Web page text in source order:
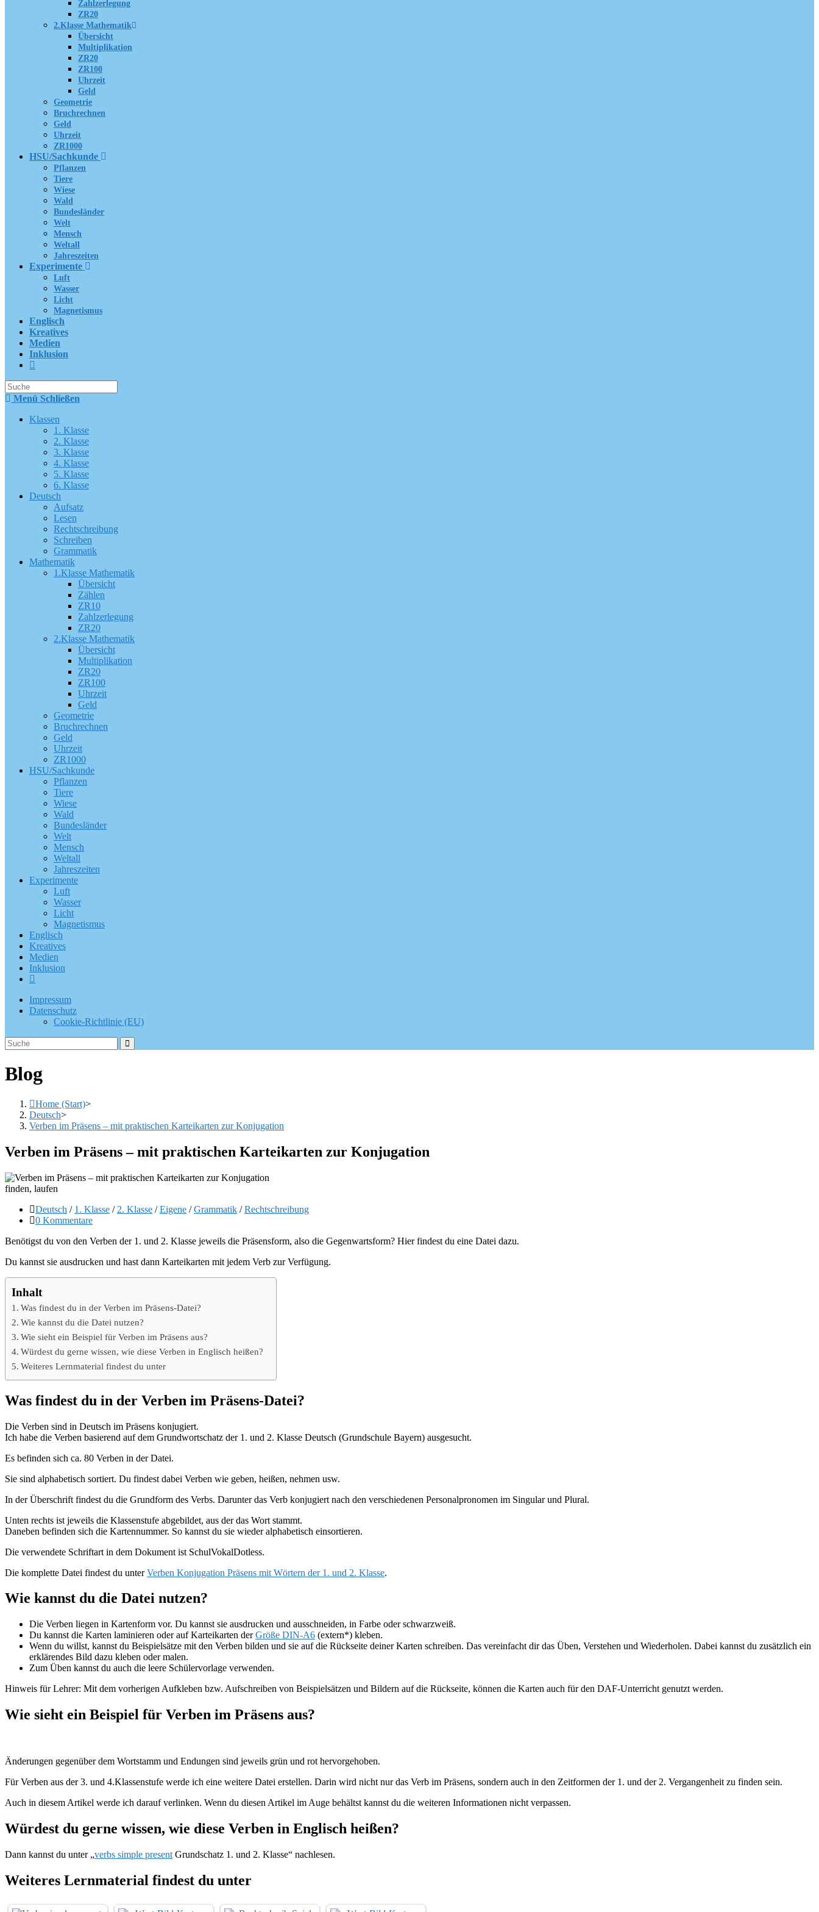
Zahlzerlegung
ZR20
2.Klasse Mathematik
Übersicht
Multiplikation
ZR20
ZR100
Uhrzeit
Geld
Geometrie
Bruchrechnen
Geld
Uhrzeit
ZR1000
HSU/Sachkunde
Pflanzen
Tiere
Wiese
Wald
Bundesländer
Welt
Mensch
Weltall
Jahreszeiten
Experimente
Luft
Wasser
Licht
Magnetismus
Englisch
Kreatives
Medien
Inklusion
Suche
nach:
Menü Schließen
Klassen
1. Klasse
2. Klasse
3. Klasse
4. Klasse
5. Klasse
6. Klasse
Deutsch
Aufsatz
Lesen
Rechtschreibung
Schreiben
Grammatik
Mathematik
1.Klasse Mathematik
Übersicht
Zählen
ZR10
Zahlzerlegung
ZR20
2.Klasse Mathematik
Übersicht
Multiplikation
ZR20
ZR100
Uhrzeit
Geld
Geometrie
Bruchrechnen
Geld
Uhrzeit
ZR1000
HSU/Sachkunde
Pflanzen
Tiere
Wiese
Wald
Bundesländer
Welt
Mensch
Weltall
Jahreszeiten
Experimente
Luft
Wasser
Licht
Magnetismus
Englisch
Kreatives
Medien
Inklusion
Impressum
Datenschutz
Cookie-Richtlinie (EU)
Blog
Home (Start)>
Deutsch>
Verben im Präsens – mit praktischen Karteikarten zur Konjugation
Verben im Präsens – mit praktischen Karteikarten zur Konjugation
finden, laufen
Beitrags-
Kategorie:
Deutsch / 1. Klasse / 2. Klasse / Eigene / Grammatik / Rechtschreibung
Beitrags-
0 Kommentare
Benötigst du von den Verben der 1. und 2. Klasse jeweils die Präsensform, also die Gegenwartsform? Hier findest du eine Datei dazu.
Du kannst sie ausdrucken und hast dann Karteikarten mit jedem Verb zur Verfügung.
Inhalt
Was findest du in der Verben im Präsens-Datei?
Wie kannst du die Datei nutzen?
Wie sieht ein Beispiel für Verben im Präsens aus?
Würdest du gerne wissen, wie diese Verben in Englisch heißen?
Weiteres Lernmaterial findest du unter
Was findest du in der Verben im Präsens-Datei?
Die Verben sind in Deutsch im Präsens konjugiert.
Ich habe die Verben basierend auf dem Grundwortschatz der 1. und 2. Klasse Deutsch (Grundschule Bayern) ausgesucht.
Es befinden sich ca. 80 Verben in der Datei.
Sie sind alphabetisch sortiert. Du findest dabei Verben wie geben, heißen, nehmen usw.
In der Überschrift findest du die Grundform des Verbs. Darunter das Verb konjugiert nach den verschiedenen Personalpronomen im Singular und Plural.
Unten rechts ist jeweils die Klassenstufe abgebildet, aus der das Wort stammt.
Daneben befinden sich die Kartennummer. So kannst du sie wieder alphabetisch einsortieren.
Die verwendete Schriftart in dem Dokument ist SchulVokalDotless.
Die komplette Datei findest du unterVerben Konjugation Präsens mit Wörtern der 1. und 2. Klasse.
Wie kannst du die Datei nutzen?
Die Verben liegen in Kartenform vor. Du kannst sie ausdrucken und ausschneiden, in Farbe oder schwarzweiß.
Du kannst die Karten laminieren oder auf Karteikarten derGröße DIN-A6 (extern*) kleben.
Wenn du willst, kannst du Beispielsätze mit den Verben bilden und sie auf die Rückseite deiner Karten schreiben. Das vereinfacht dir das Üben, Verstehen und Wiederholen. Dabei kannst du zusätzlich ein
erklärendes Bild dazu kleben oder malen.
Zum Üben kannst du auch die leere Schülervorlage verwenden.
Hinweis für Lehrer: Mit dem vorherigen Aufkleben bzw. Aufschreiben von Beispielsätzen und Bildern auf die Rückseite, können die Karten auch für den DAF-Unterricht genutzt werden.
Wie sieht ein Beispiel für Verben im Präsens aus?
Änderungen gegenüber dem Wortstamm und Endungen sind jeweils grün und rot hervorgehoben.
Für Verben aus der 3. und 4.Klassenstufe werde ich eine weitere Datei erstellen. Darin wird nicht nur das Verb im Präsens, sondern auch in den Zeitformen der 1. und der 2. Vergangenheit zu finden sein.
Auch in diesem Artikel werde ich darauf verlinken. Wenn du diesen Artikel im Auge behältst kannst du die weiteren Informationen nicht verpassen.
Würdest du gerne wissen, wie diese Verben in Englisch heißen?
Dann kannst du unter „verbs simple present Grundschatz 1. und 2. Klasse“ nachlesen.
Weiteres Lernmaterial findest du unter